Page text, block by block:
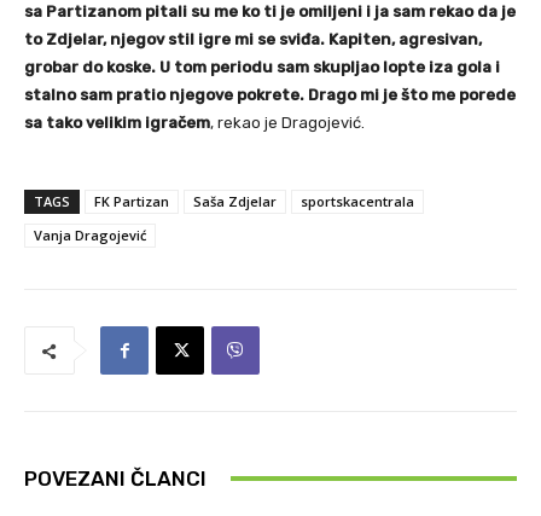
sa Partizanom pitali su me ko ti je omiljeni i ja sam rekao da je
to Zdjelar, njegov stil igre mi se sviđa. Kapiten, agresivan,
grobar do koske. U tom periodu sam skupljao lopte iza gola i
stalno sam pratio njegove pokrete. Drago mi je što me porede
sa tako velikim igračem, rekao je Dragojević.
TAGS FK Partizan Saša Zdjelar
sportskacentrala
Vanja Dragojević
POVEZANI ČLANCI